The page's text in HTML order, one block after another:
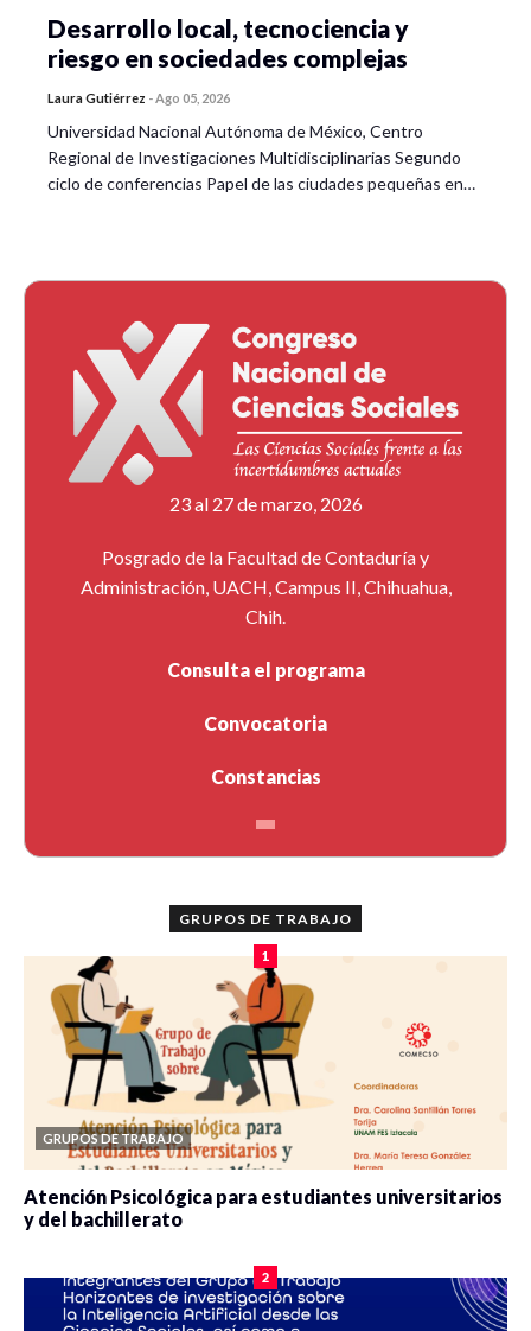
Desarrollo local, tecnociencia y
riesgo en sociedades complejas
Laura Gutiérrez -Ago 05, 2026
Universidad Nacional Autónoma de México, Centro
Regional de Investigaciones Multidisciplinarias Segundo
ciclo de conferencias Papel de las ciudades pequeñas en…
23 al 27 de marzo, 2026
Posgrado de la Facultad de Contaduría y
Administración, UACH, Campus II, Chihuahua,
Chih.
Consulta el programa
Convocatoria
Constancias
GRUPOS DE TRABAJO
1
GRUPOS DE TRABAJO
Atención Psicológica para estudiantes universitarios
y del bachillerato
2